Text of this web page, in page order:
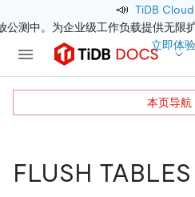
📣 TiDB
公测中。为企业级工作负载提供无限
立即体
FLUSH TABLES
本页导航